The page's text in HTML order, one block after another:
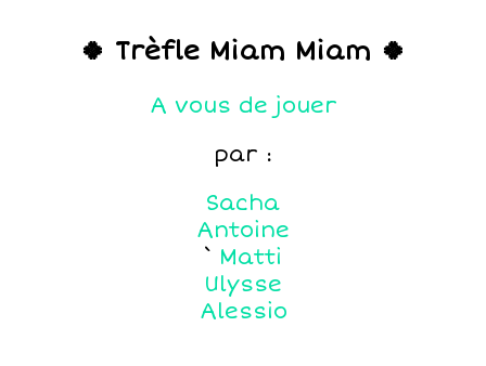
🍀 Trèfle Miam Miam 🍀
A vous de jouer
par :
Sacha
Antoine
` Matti
Ulysse
Alessio